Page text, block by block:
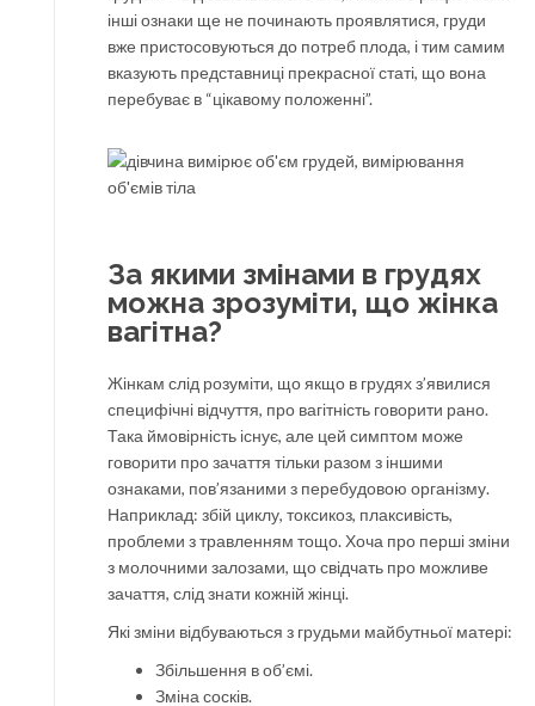
інші ознаки ще не починають проявлятися, груди
вже пристосовуються до потреб плода, і тим самим
вказують представниці прекрасної статі, що вона
перебуває в “цікавому положенні”.
За якими змінами в грудях
можна зрозуміти, що жінка
вагітна?
Жінкам слід розуміти, що якщо в грудях з’явилися
специфічні відчуття, про вагітність говорити рано.
Така ймовірність існує, але цей симптом може
говорити про зачаття тільки разом з іншими
ознаками, пов’язаними з перебудовою організму.
Наприклад: збій циклу, токсикоз, плаксивість,
проблеми з травленням тощо. Хоча про перші зміни
з молочними залозами, що свідчать про можливе
зачаття, слід знати кожній жінці.
Які зміни відбуваються з грудьми майбутньої матері:
Збільшення в об’ємі.
Зміна сосків.